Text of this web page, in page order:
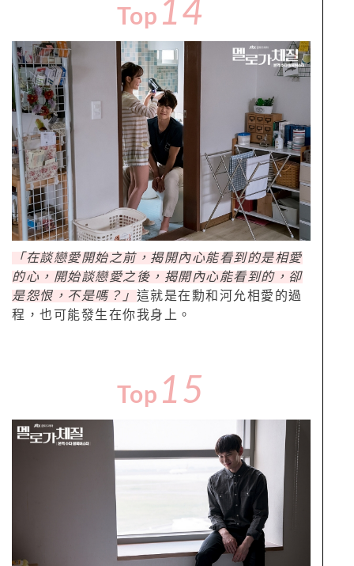
Top 14
「在談戀愛開始之前，揭開內心能看到的是相愛
的心，開始談戀愛之後，揭開內心能看到的，卻
是怨恨，不是嗎？」 這就是在勳和河允相愛的過
程，也可能發生在你我身上。
Top 15